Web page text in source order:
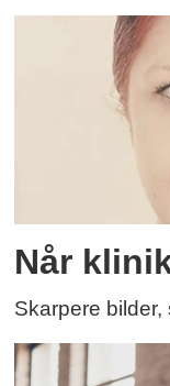
Når
Skarpere bilder,